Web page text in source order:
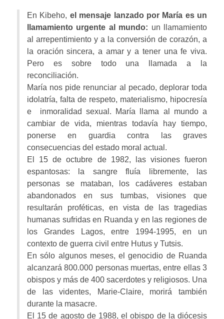
En Kibeho, el mensaje lanzado por María es un
llamamiento urgente al mundo: un llamamiento
al arrepentimiento y a la conversión de corazón, a
la oración sincera, a amar y a tener una fe viva.
Pero es sobre todo una llamada a la
reconciliación.
María nos pide renunciar al pecado, deplorar toda
idolatría, falta de respeto, materialismo, hipocresía
e inmoralidad sexual. María llama al mundo a
cambiar de vida, mientras todavía hay tiempo,
ponerse en guardia contra las graves
consecuencias del estado moral actual.
El 15 de octubre de 1982, las visiones fueron
espantosas: la sangre fluía libremente, las
personas se mataban, los cadáveres estaban
abandonados en sus tumbas, visiones que
resultarán proféticas, en vista de las tragedias
humanas sufridas en Ruanda y en las regiones de
los Grandes Lagos, entre 1994-1995, en un
contexto de guerra civil entre Hutus y Tutsis.
En sólo algunos meses, el genocidio de Ruanda
alcanzará 800.000 personas muertas, entre ellas 3
obispos y más de 400 sacerdotes y religiosos. Una
de las videntes, Marie-Claire, morirá también
durante la masacre.
El 15 de agosto de 1988, el obispo de la diócesis